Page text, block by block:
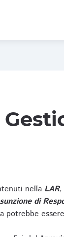
nella LAR,
di
potrebbe